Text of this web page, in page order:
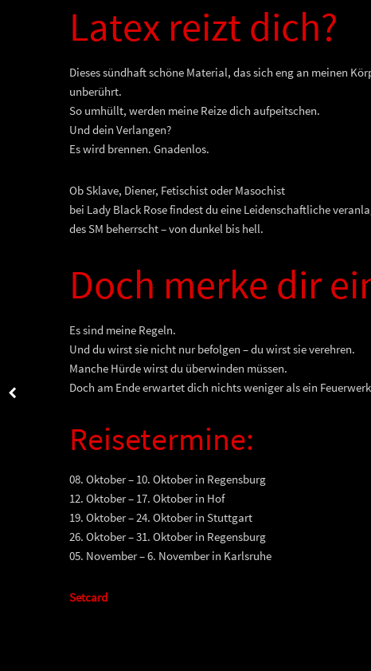
Latex reizt dich?
Dieses sündhaft schöne Material, das sich eng an meinen
unberührt.
So umhüllt, werden meine Reize dich aufpeitschen.
Und dein Verlangen?
Es wird brennen. Gnadenlos.
Ob Sklave, Diener, Fetischist oder Masochist
bei Lady Black Rose findest du eine Leidenschaftliche
des SM beherrscht – von dunkel bis hell.
Doch merke dir
Es sind meine Regeln.
Und du wirst sie nicht nur befolgen – du wirst sie verehren.
Manche Hürde wirst du überwinden müssen.
Doch am Ende erwartet dich nichts weniger als ein
Reisetermine:
08. Oktober – 10. Oktober in Regensburg
12. Oktober – 17. Oktober in Hof
19. Oktober – 24. Oktober in Stuttgart
26. Oktober – 31. Oktober in Regensburg
05. November – 6. November in Karlsruhe
Setcard